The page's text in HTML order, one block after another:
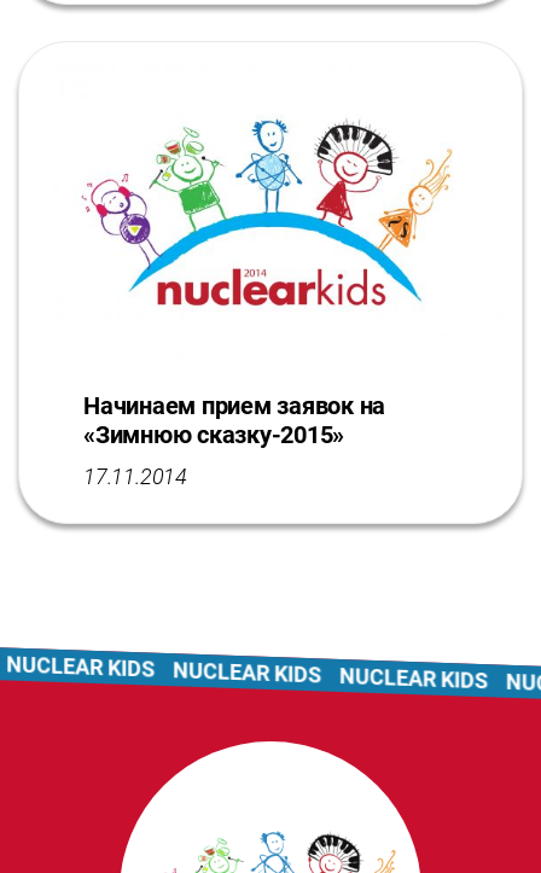
Начинаем прием заявок на
«Зимнюю сказку-2015»
17.11.2014
KIDS NUCLEAR KIDS NUCLEAR KIDS